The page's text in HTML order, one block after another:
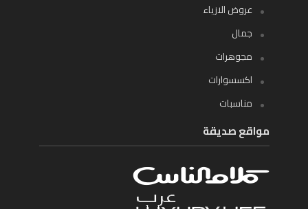
عروض الازياء
جمال
مجوهرات
اكسسوارات
مناسبات
مواقع صديقة